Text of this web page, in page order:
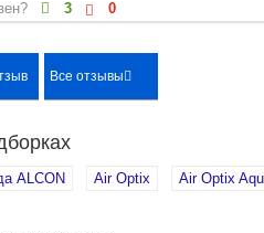
3 0
Все отзывы
ALCON Air Optix Air Optix